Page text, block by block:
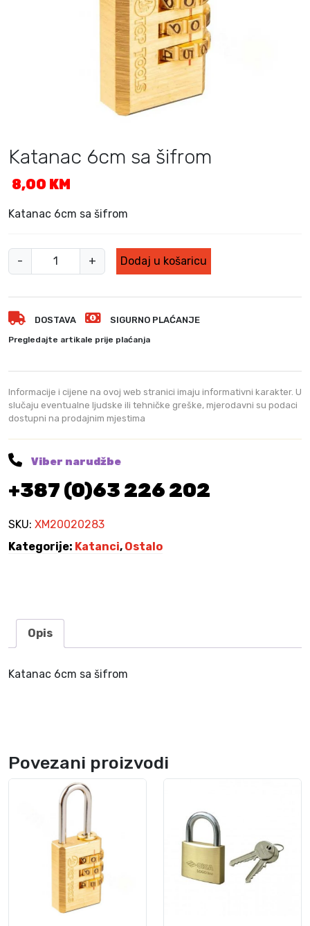
Katanac 6cm sa šifrom
8,00 KM
Katanac 6cm sa šifrom
-
a
n
a
6
c
m
s
a
š
f
o
k
a
+ Dodaj u košaricu
DOSTAVA SIGURNO PLAĆANJE
Pregledajte artikale prije plaćanja
Informacije i cijene na ovoj web stranici imaju informativni karakter. U
slučaju eventualne ljudske ili tehničke greške, mjerodavni su podaci
dostupni na prodajnim mjestima
Viber narudžbe
+387 (0)63 226 202
SKU: XM20020283
Kategorije: Katanci, Ostalo
Opis
Katanac 6cm sa šifrom
Povezani proizvodi